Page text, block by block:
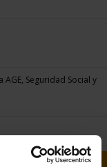
Seguridad Social y